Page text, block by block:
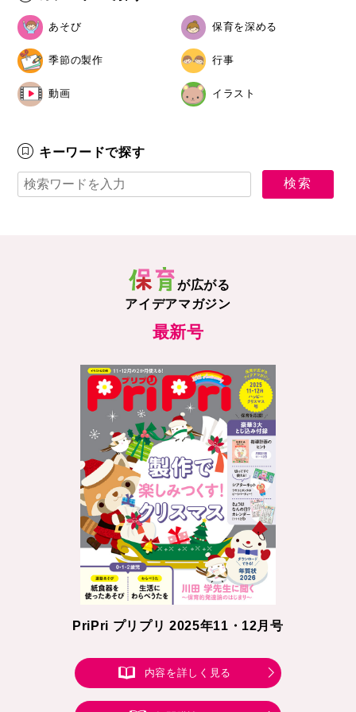
あそび 保育を深める
季節の製作 行事
動画 イラスト
キーワードで探す
が広がる
アイデアマガジン
最新号
PriPri プリプリ 2025年11・12月号
内容を詳しく見る